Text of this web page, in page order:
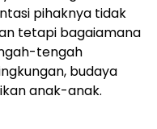
pihaknya tidak
tetapi bagaiamana
tengah
budaya
anak-anak.